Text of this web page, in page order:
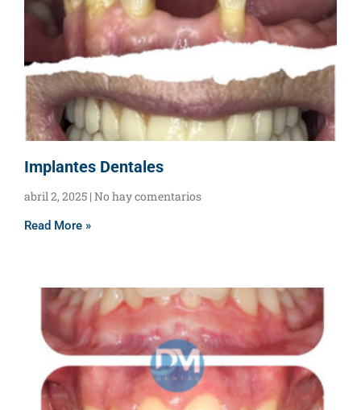
Implantes Dentales
abril 2, 2025 No hay comentarios
Read More »